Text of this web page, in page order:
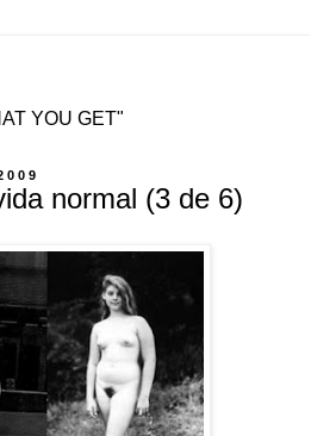
YOU GET"
normal (3 de 6)